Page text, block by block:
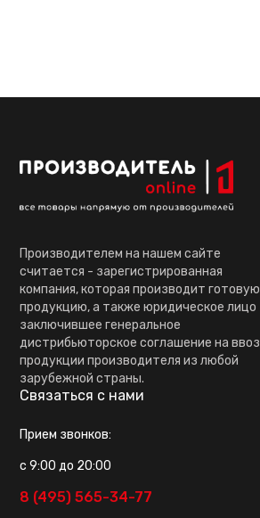
Производителем на нашем сайте
считается - зарегистрированная
компания, которая производит готовую
продукцию, а также юридическое лицо
заключившее генеральное
дистрибьюторское соглашение на ввоз
продукции производителя из любой
зарубежной страны.
Связаться с нами
Прием звонков:
с 9:00 до 20:00
8 (495) 565-34-77